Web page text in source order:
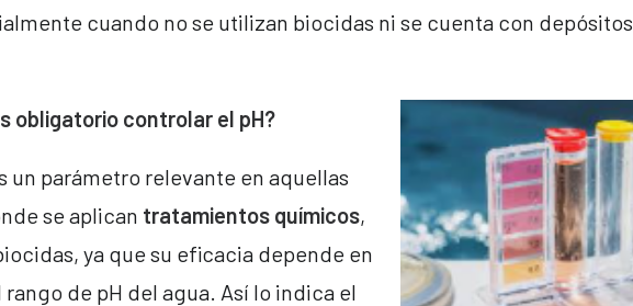
cuando no se utilizan biocidas ni se cuenta con depósitos
obligatorio controlar el pH?
un parámetro relevante en aquellas
se aplican tratamientos químicos,
ya que su eficacia depende en
de pH del agua. Así lo indica el